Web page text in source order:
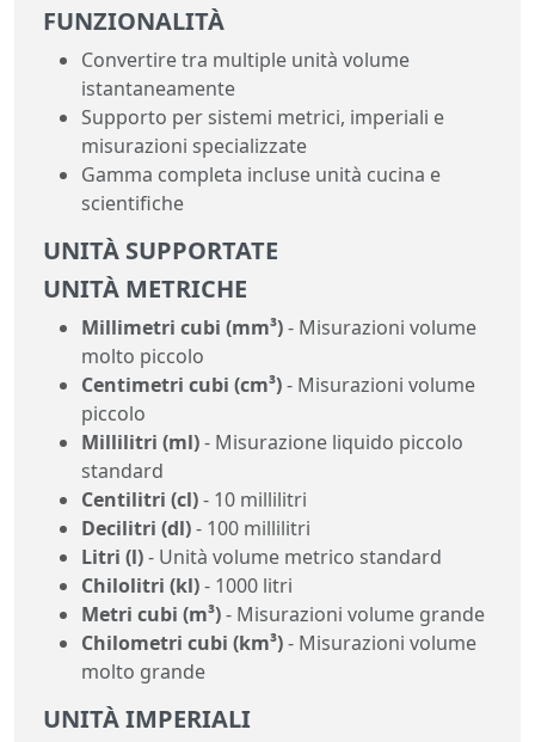
FUNZIONALITÀ
Convertire tra multiple unità volume
istantaneamente
Supporto per sistemi metrici, imperiali e
misurazioni specializzate
Gamma completa incluse unità cucina e
scientifiche
UNITÀ SUPPORTATE
UNITÀ METRICHE
Millimetri cubi (mm³)- Misurazioni volume
molto piccolo
Centimetri cubi (cm³)- Misurazioni volume
piccolo
Millilitri (ml)- Misurazione liquido piccolo
standard
Centilitri (cl)- 10 millilitri
Decilitri (dl)- 100 millilitri
Litri (l)- Unità volume metrico standard
Chilolitri (kl)- 1000 litri
Metri cubi (m³)- Misurazioni volume grande
Chilometri cubi (km³)- Misurazioni volume
molto grande
UNITÀ IMPERIALI